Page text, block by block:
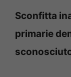
Sconfitta
primarie